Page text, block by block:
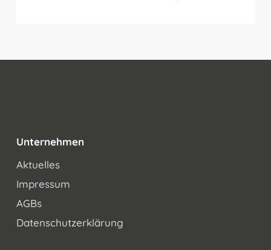
Unternehmen
Aktuelles
Impressum
AGBs
Datenschutzerklärung